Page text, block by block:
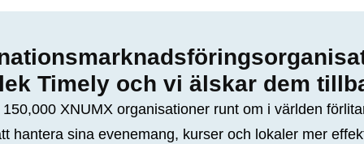
Timely och vi älskar dem
XNUMX organisationer runt om i världen
hantera sina evenemang, kurser och lokaler mer